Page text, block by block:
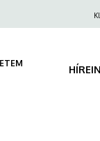
Felső